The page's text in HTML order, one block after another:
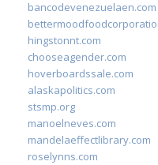
bancodevenezuelaen.com
hingstonnt.com
chooseagender.com
hoverboardssale.com
alaskapolitics.com
stsmp.org
manoelneves.com
mandelaeffectlibrary.com
roselynns.com